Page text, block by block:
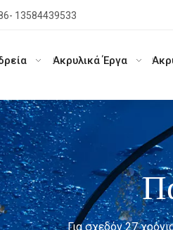
13584439533
Ακρυλικά Έργα
Για σχεδόν 27